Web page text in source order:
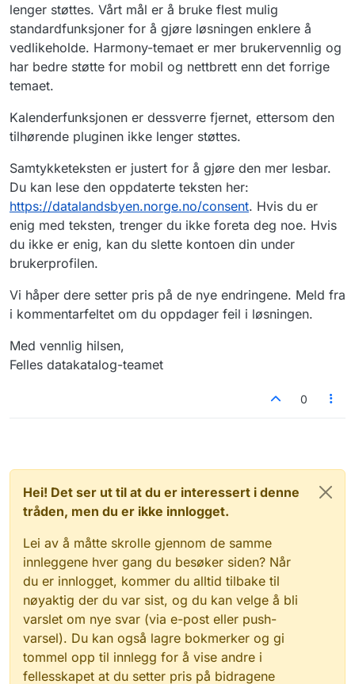
lenger støttes. Vårt mål er å bruke flest mulig
standardfunksjoner for å gjøre løsningen enklere å
vedlikeholde. Harmony-temaet er mer brukervennlig og
har bedre støtte for mobil og nettbrett enn det forrige
temaet.
Kalenderfunksjonen er dessverre fjernet, ettersom den
tilhørende pluginen ikke lenger støttes.
Samtykketeksten er justert for å gjøre den mer lesbar.
Du kan lese den oppdaterte teksten her:
https://datalandsbyen.norge.no/consent. Hvis du er
enig med teksten, trenger du ikke foreta deg noe. Hvis
du ikke er enig, kan du slette kontoen din under
brukerprofilen.
Vi håper dere setter pris på de nye endringene. Meld fra
i kommentarfeltet om du oppdager feil i løsningen.
Med vennlig hilsen,
Felles datakatalog-teamet
0
Hei! Det ser ut til at du er interessert i denne
tråden, men du er ikke innlogget.
Lei av å måtte skrolle gjennom de samme
innleggene hver gang du besøker siden? Når
du er innlogget, kommer du alltid tilbake til
nøyaktig der du var sist, og du kan velge å bli
varslet om nye svar (via e-post eller push-
varsel). Du kan også lagre bokmerker og gi
tommel opp til innlegg for å vise andre i
fellesskapet at du setter pris på bidragene